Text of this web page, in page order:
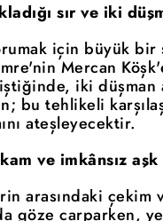
sır ve iki
için büyük bir
Mercan
iki düşman
bu tehlikeli
ateşleyecektir.
ve imkânsız
arasındaki çekim
göze çarparken,